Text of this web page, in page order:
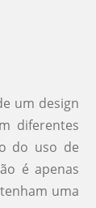
um design
diferentes
do uso de
é apenas
uma